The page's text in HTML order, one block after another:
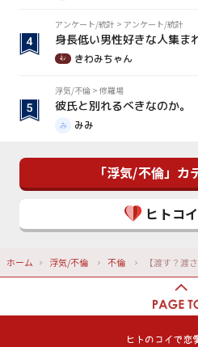
アンケート/統計 > アンケート/統計
身長低い男性好きな人集ま
きわみちゃん
浮気/不倫 > 修羅場
彼氏と別れるべきなのか。
みみ
「浮気/不倫」
ヒトコ
ホーム 浮気/不倫 不倫 【渡す？渡